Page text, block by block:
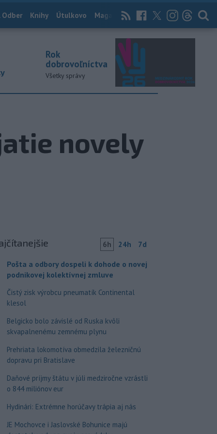
Odber Knihy Útulkovo Magazín News Now Archív
Rok
dobrovoľníctva
Všetky správy
novely
6h 24h 7d
Pošta a odbory dospeli k dohode o novej
podnikovej kolektívnej zmluve
Čistý zisk výrobcu pneumatík Continental
klesol
Belgicko bolo závislé od Ruska kvôli
skvapalnenému zemnému plynu
Prehriata lokomotíva obmedzila železničnú
dopravu pri Bratislave
Daňové príjmy štátu v júli medziročne vzrástli
o 844 miliónov eur
Hydinári: Extrémne horúčavy trápia aj nás
JE Mochovce i Jaslovské Bohunice majú